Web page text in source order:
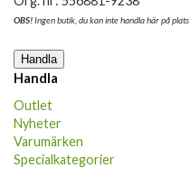
OBS!Ingen butik, du kan inte handla här på plats
Handla
Handla
Outlet
Nyheter
Varumärken
Specialkategorier